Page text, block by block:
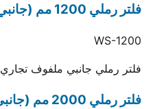
فلتر رملي 1200 مم (جانبي)
WS-1200
فلتر رملي جانبي ملفوف تجاري 1200 مم
فلتر رملي 2000 مم (جانبي)